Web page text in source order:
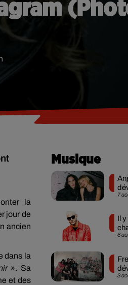
la
jour de
ancien
dans la
». Sa
et des
Musique
7
6
Il
3